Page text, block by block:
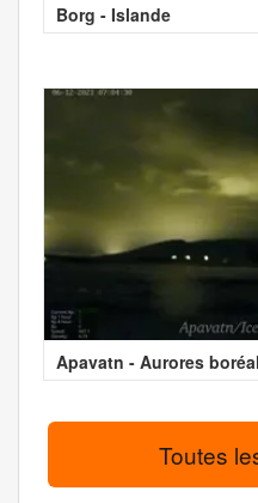
Borg - Islande
Apavatn - Aurores
Toutes